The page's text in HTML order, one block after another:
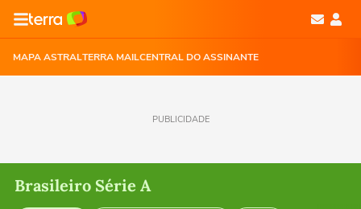
MAPA ASTRALTERRA MAILCENTRAL DO ASSINANTE
PUBLICIDADE
Brasileiro Série A